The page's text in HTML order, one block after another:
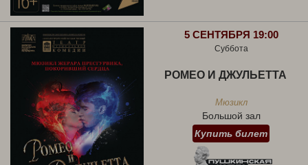
5 СЕНТЯБРЯ 19:00
Суббота
РОМЕО И ДЖУЛЬЕТТА
Мюзикл
Большой зал
Купить билет